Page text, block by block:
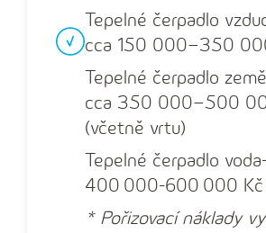
Tepelné čerpadlo
cca 150 000–350
Tepelné čerpadlo
cca 350 000–500
(včetně vrtu)
Tepelné čerpadlo
400 000-600 000 Kč
* Pořizovací náklady